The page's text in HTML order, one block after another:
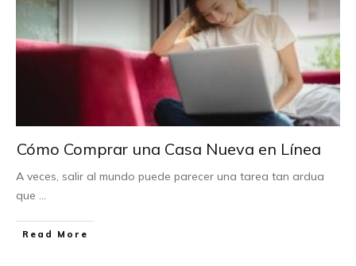
Cómo Comprar una Casa Nueva en Línea
A veces, salir al mundo puede parecer una tarea tan ardua
que ...
Read More